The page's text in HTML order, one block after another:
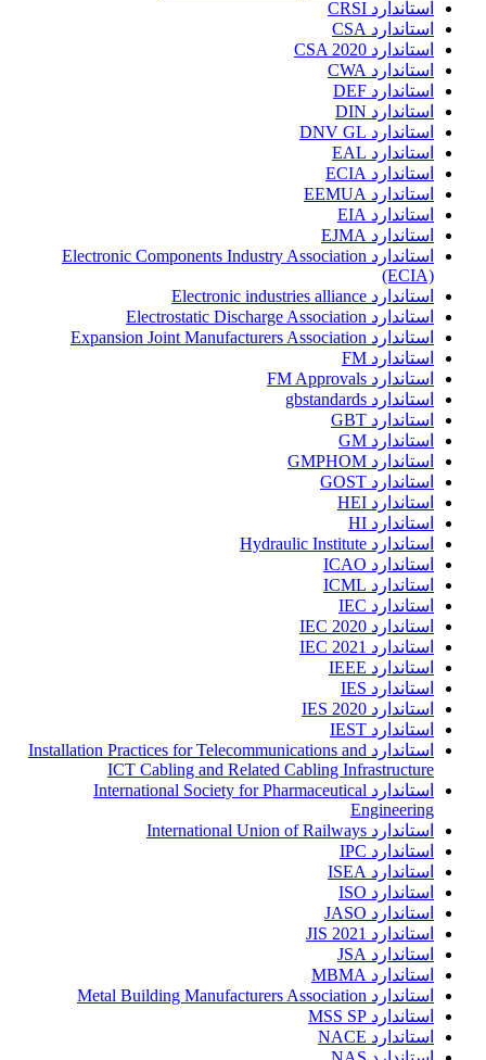
استاندارد CRSI
استاندارد CSA
استاندارد CSA 2020
استاندارد CWA
استاندارد DEF
استاندارد DIN
استاندارد DNV GL
استاندارد EAL
استاندارد ECIA
استاندارد EEMUA
استاندارد EIA
استاندارد EJMA
استاندارد Electronic Components Industry Association
(ECIA)
استاندارد Electronic industries alliance
استاندارد Electrostatic Discharge Association
استاندارد Expansion Joint Manufacturers Association
استاندارد FM
استاندارد FM Approvals
استاندارد gbstandards
استاندارد GBT
استاندارد GM
استاندارد GMPHOM
استاندارد GOST
استاندارد HEI
استاندارد HI
استاندارد Hydraulic Institute
استاندارد ICAO
استاندارد ICML
استاندارد IEC
استاندارد IEC 2020
استاندارد IEC 2021
استاندارد IEEE
استاندارد IES
استاندارد IES 2020
استاندارد IEST
استاندارد Installation Practices for Telecommunications and
ICT Cabling and Related Cabling Infrastructure
استاندارد International Society for Pharmaceutical
Engineering
استاندارد International Union of Railways
استاندارد IPC
استاندارد ISEA
استاندارد ISO
استاندارد JASO
استاندارد JIS 2021
استاندارد JSA
استاندارد MBMA
استاندارد Metal Building Manufacturers Association
استاندارد MSS SP
استاندارد NACE